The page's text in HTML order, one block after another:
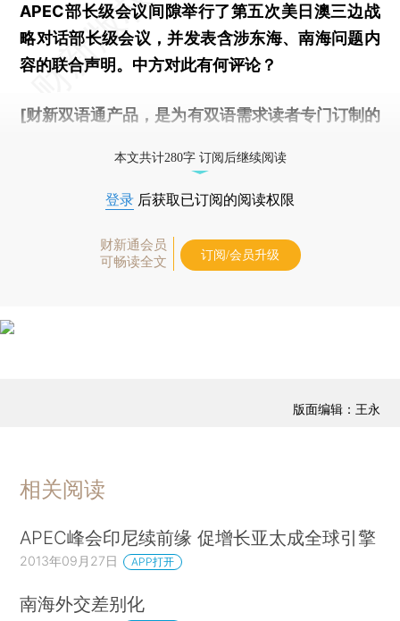
APEC部长级会议间隙举行了第五次美日澳三边战
略对话部长级会议，并发表含涉东海、南海问题内
容的联合声明。中方对此有何评论？
[财新双语通产品，是为有双语需求读者专门订制的
本文共计280字 订阅后继续阅读
登录 后获取已订阅的阅读权限
财新通会员
可畅读全文
订阅/会员升级
版面编辑：王永
相关阅读
APEC峰会印尼续前缘 促增长亚太成全球引擎
2013年09月27日 APP打开
南海外交差别化